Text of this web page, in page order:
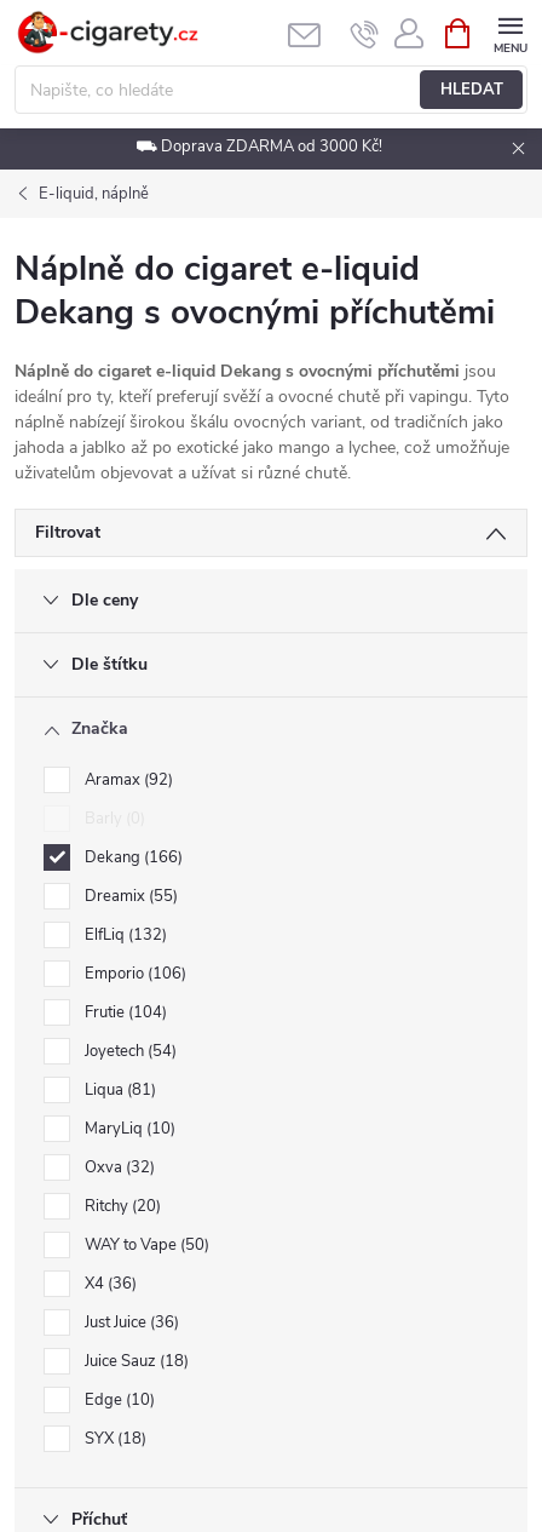
Přejít
obsah
HLEDAT
NÁKUPNÍ
KOŠÍK
⛟ Doprava ZDARMA od 3000 Kč!
E-liquid, náplně
Náplně do cigaret e-liquid
Dekang s ovocnými příchutěmi
Náplně do cigaret e-liquid Dekang s ovocnými příchutěmi jsou
ideální pro ty, kteří preferují svěží a ovocné chutě při vapingu. Tyto
náplně nabízejí širokou škálu ovocných variant, od tradičních jako
jahoda a jablko až po exotické jako mango a lychee, což umožňuje
uživatelům objevovat a užívat si různé chutě.
Filtrovat
Dle ceny
Dle štítku
Značka
Aramax 92
Dekang 166
Dreamix 55
ElfLiq 132
Emporio 106
Frutie 104
Joyetech 54
Liqua 81
MaryLiq 10
Oxva 32
Ritchy 20
WAY to Vape 50
X4 36
Just Juice 36
Juice Sauz 18
Edge 10
SYX 18
Příchuť